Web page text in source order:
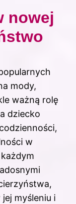
nowej
mody,
ważną rolę
dziecko
w
myśleniu i